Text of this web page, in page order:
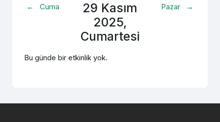
← Cuma
29 Kasım
2025,
Cumartesi
Pazar →
Bu günde bir etkinlik yok.